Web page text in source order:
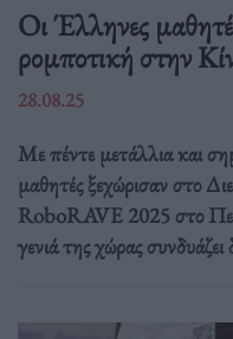
Οι Έλληνες
ρομποτική στην
28.08.25
Με πέντε μετάλλια και
μαθητές ξεχώρισαν στο
RoboRAVE 2025 στο
γενιά της χώρας